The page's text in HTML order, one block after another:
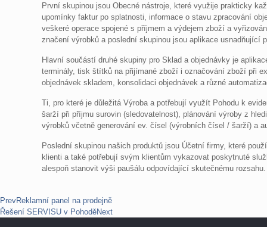
První skupinou jsou Obecné nástroje, které využije prakticky
upomínky faktur po splatnosti, informace o stavu zpracování
veškeré operace spojené s příjmem a výdejem zboží a
značení výrobků a poslední skupinou jsou aplikace usnadňující
Hlavní součástí druhé skupiny pro Sklad a objednávky je
terminály, tisk štítků na přijímané zboží i označování zboží při
objednávek skladem, konsolidaci objednávek a různé
Ti, pro které je důležitá Výroba a potřebují využít Pohodu k
šarží při příjmu surovin (sledovatelnost), plánování výroby z
výrobků včetně generování ev. čísel (výrobních čísel / šarží) a
Poslední skupinou našich produktů jsou Účetní firmy, které
klienti a také potřebují svým klientům vykazovat poskytnuté
alespoň stanovit výši paušálu odpovídající skutečnému rozsahu.
PrevReklamní panel na prodejně
Řešení SERVISU v PohoděNext